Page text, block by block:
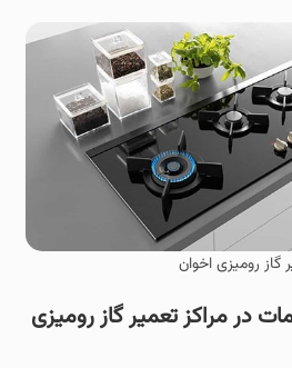
گاز رومیزی اخوان
در مراکز تعمیر گاز رومیزی